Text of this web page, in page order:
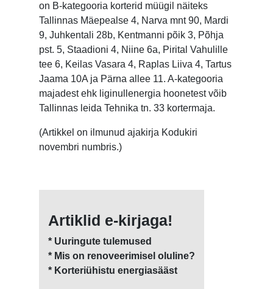
on B-kategooria korterid müügil näiteks
Tallinnas Mäepealse 4, Narva mnt 90, Mardi
9, Juhkentali 28b, Kentmanni põik 3, Põhja
pst. 5, Staadioni 4, Niine 6a, Pirital Vahulille
tee 6, Keilas Vasara 4, Raplas Liiva 4, Tartus
Jaama 10A ja Pärna allee 11. A-kategooria
majadest ehk liginullenergia hoonetest võib
Tallinnas leida Tehnika tn. 33 kortermaja.
(Artikkel on ilmunud ajakirja Kodukiri
novembri numbris.)
Artiklid e-kirjaga!
* Uuringute tulemused
* Mis on renoveerimisel oluline?
* Korteriühistu energiasääst